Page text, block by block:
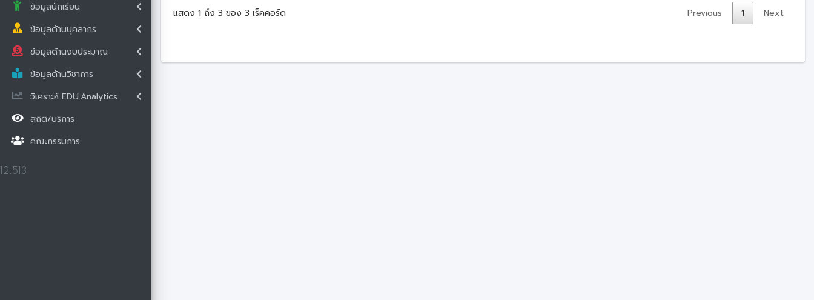
ข้อมูลนักเรียน
ข้อมูลด้านบุคลากร
ข้อมูลด้านงบประมาณ
ข้อมูลด้านวิชาการ
วิเคราะห์ EDU.Analytics
สถิติ/บริการ
คณะกรรมการ
12.513
แสดง 1 ถึง 3 ของ 3 เร็คคอร์ด Previous 1 Next